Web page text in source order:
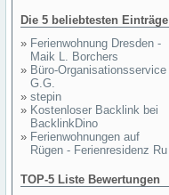
Die 5 beliebtesten Einträge
» Ferienwohnung Dresden -
Maik L. Borchers
» Büro-Organisationsservice
G.G.
» stepin
» Kostenloser Backlink bei
BacklinkDino
» Ferienwohnungen auf
Rügen - Ferienresidenz Ru
TOP-5 Liste Bewertungen